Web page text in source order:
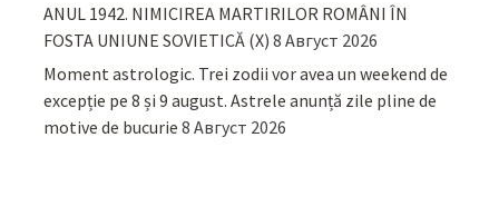
ANUL 1942. NIMICIREA MARTIRILOR ROMÂNI ÎN
FOSTA UNIUNE SOVIETICĂ (X) 8 Август 2026
Moment astrologic. Trei zodii vor avea un weekend de
excepție pe 8 și 9 august. Astrele anunță zile pline de
motive de bucurie 8 Август 2026